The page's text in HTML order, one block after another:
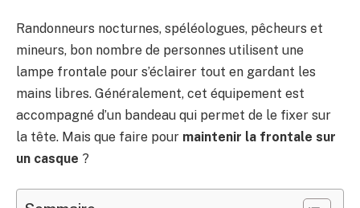
Randonneurs nocturnes, spéléologues, pêcheurs et
mineurs, bon nombre de personnes utilisent une
lampe frontale pour s’éclairer tout en gardant les
mains libres. Généralement, cet équipement est
accompagné d’un bandeau qui permet de le fixer sur
la tête. Mais que faire pour maintenir la frontale sur
un casque ?